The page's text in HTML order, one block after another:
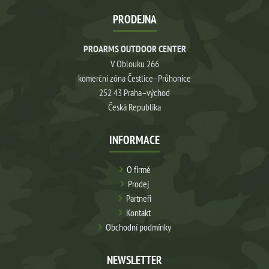
PRODEJNA
PROARMS OUTDOOR CENTER
V Oblouku 266
komerční zóna Čestlice–Průhonice
252 43 Praha–východ
Česká Republika
INFORMACE
O firmě
Prodej
Partneři
Kontakt
Obchodní podmínky
NEWSLETTER